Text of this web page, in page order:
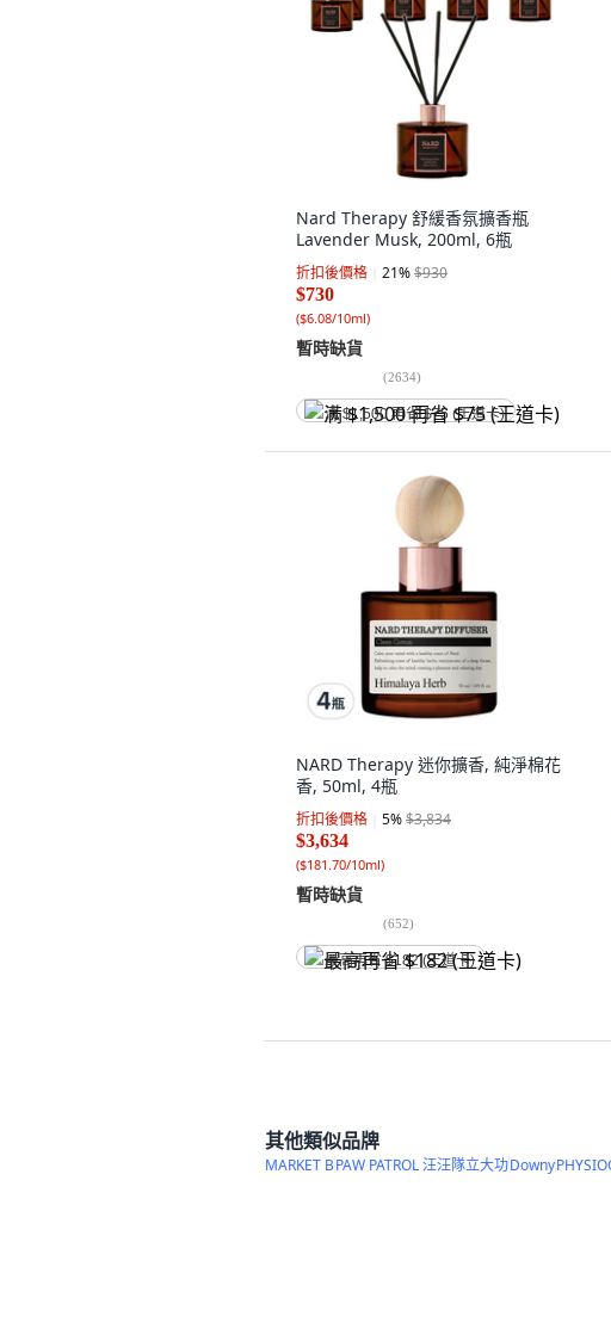
Nard Therapy 舒緩香氛擴香瓶
Lavender Musk, 200ml, 6瓶
折扣後價格 21%$930
$730
($6.08/10ml)
暫時缺貨
(2634)
满 $1,500 再省 $75 (王道卡)
NARD Therapy 迷你擴香, 純淨棉花
香, 50ml, 4瓶
折扣後價格 5%$3,834
$3,634
($181.70/10ml)
暫時缺貨
(652)
最高再省 $182 (王道卡)
其他類似品牌
MARKET BPAW PATROL 汪汪隊立大功Downy